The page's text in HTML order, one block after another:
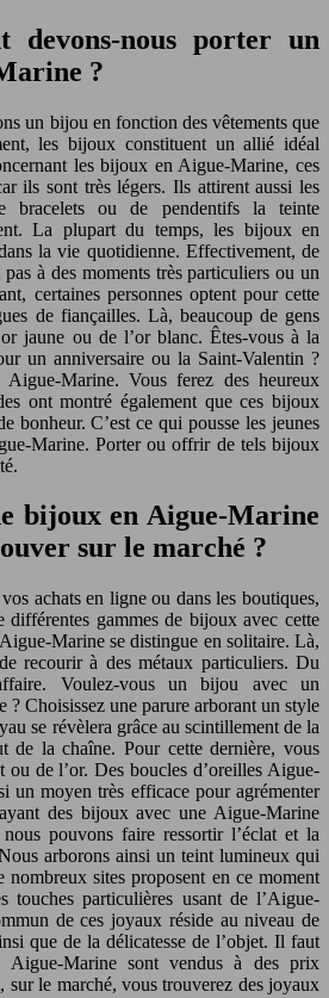
devons-nous porter un
?
un bijou en fonction des vêtements que
les bijoux constituent un allié idéal
les bijoux en Aigue-Marine, ces
ils sont très légers. Ils attirent aussi les
bracelets ou de pendentifs la teinte
La plupart du temps, les bijoux en
la vie quotidienne. Effectivement, de
à des moments très particuliers ou un
certaines personnes optent pour cette
de fiançailles. Là, beaucoup de gens
jaune ou de l’or blanc. Êtes-vous à la
un anniversaire ou la Saint-Valentin ?
Marine. Vous ferez des heureux
ont montré également que ces bijoux
bonheur. C’est ce qui pousse les jeunes
Marine. Porter ou offrir de tels bijoux
bijoux en Aigue-Marine
sur le marché ?
achats en ligne ou dans les boutiques,
différentes gammes de bijoux avec cette
Marine se distingue en solitaire. Là,
recourir à des métaux particuliers. Du
Voulez-vous un bijou avec un
Choisissez une parure arborant un style
se révèlera grâce au scintillement de la
de la chaîne. Pour cette dernière, vous
ou de l’or. Des boucles d’oreilles Aigue-
un moyen très efficace pour agrémenter
des bijoux avec une Aigue-Marine
pouvons faire ressortir l’éclat et la
arborons ainsi un teint lumineux qui
nombreux sites proposent en ce moment
touches particulières usant de l’Aigue-
de ces joyaux réside au niveau de
que de la délicatesse de l’objet. Il faut
Marine sont vendus à des prix
sur le marché, vous trouverez des joyaux